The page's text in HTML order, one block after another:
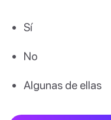
Sí
No
Algunas de ellas